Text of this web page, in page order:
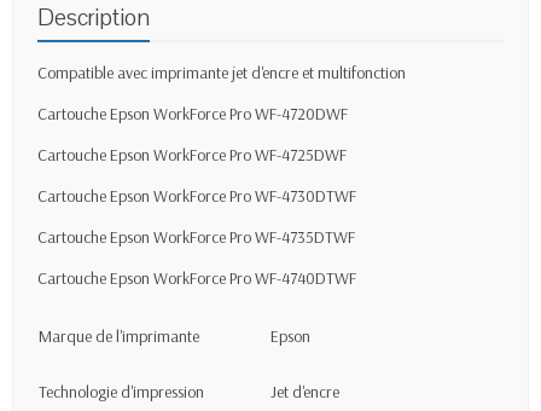
Description
Compatible avec imprimante jet d'encre et multifonction
Cartouche Epson WorkForce Pro WF-4720DWF
Cartouche Epson WorkForce Pro WF-4725DWF
Cartouche Epson WorkForce Pro WF-4730DTWF
Cartouche Epson WorkForce Pro WF-4735DTWF
Cartouche Epson WorkForce Pro WF-4740DTWF
Marque de l'imprimante Epson
Technologie d'impression Jet d'encre